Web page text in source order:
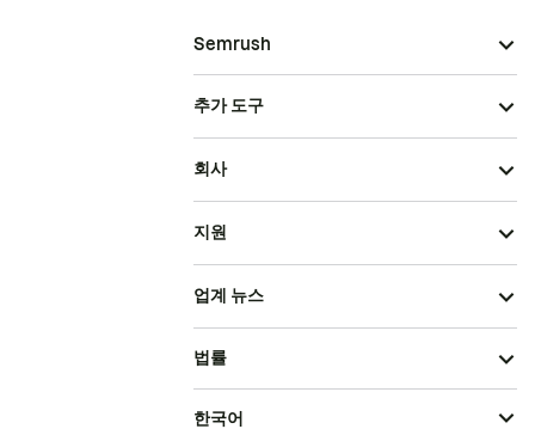
Semrush
추가 도구
회사
지원
업계 뉴스
법률
한국어